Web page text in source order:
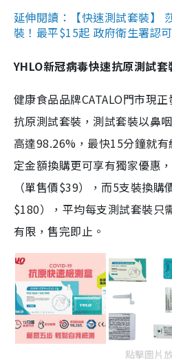
延伸閱讀：【快速測試套裝】
裝！最平$15起 政府衛生署認
YHLO新冠病毒快速抗原測試套
健康食品品牌CATALO門市現
抗原測試套裝，測試套裝以鼻
高達98.26%，最快15分鐘就
定金額換購更可享有獨家優惠
（單售價$39），而5支裝換
$180），平均每支測試套裝只
有限，售完即止。
點擊圖片